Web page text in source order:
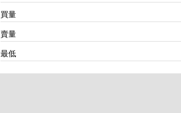
買量
賣量
最低